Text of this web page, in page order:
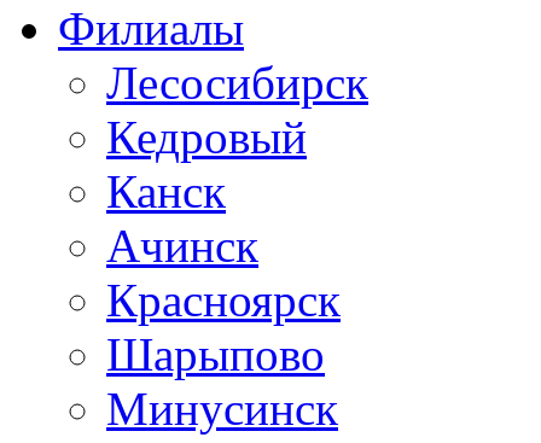
Филиалы
Лесосибирск
Кедровый
Канск
Ачинск
Красноярск
Шарыпово
Минусинск